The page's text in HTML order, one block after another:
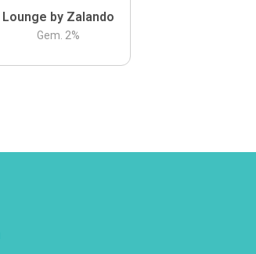
Lounge by Zalando
Gem. 2%